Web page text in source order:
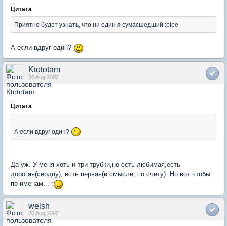
Цитата
Приятно будет узнать, что ни один я сумасшедший :pipe
А если вдруг один?
Ktototam
20 Aug 2002
Цитата
А если вдруг один?
Да уж. У меня хоть и три трубки,но есть любимая,есть
дорогая(сердцу), есть первая(в смысле, по счету). Но вот чтобы
по именам... :
welsh
20 Aug 2002